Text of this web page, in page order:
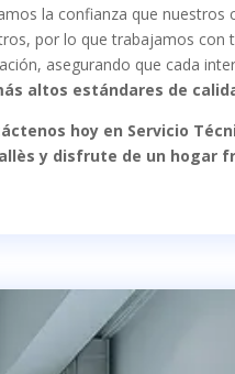
la confianza que nuestros
por lo que trabajamos con
asegurando que cada
altos estándares de
hoy en Servicio
y disfrute de un hogar